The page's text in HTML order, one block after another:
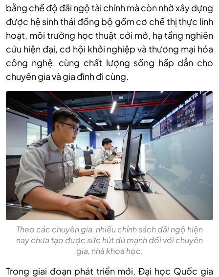
bằng chế độ đãi ngộ tài chính mà còn nhờ xây dựng
được hệ sinh thái đồng bộ gồm cơ chế thị thực linh
hoạt, môi trường học thuật cởi mở, hạ tầng nghiên
cứu hiện đại, cơ hội khởi nghiệp và thương mại hóa
công nghệ, cùng chất lượng sống hấp dẫn cho
chuyên gia và gia đình đi cùng.
Theo các chuyên gia, nhiều chính sách đãi ngộ hiện
nay chưa tạo được sức hút đủ mạnh đối với chuyên
gia, nhà khoa học.
Trong giai đoạn phát triển mới, Đại học Quốc gia